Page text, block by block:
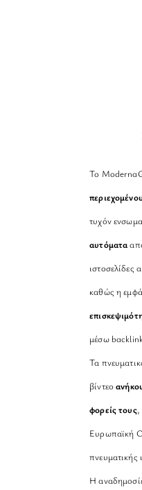
Το
περιεχομένου
τυχόν
αυτόματα
ιστοσελίδες
καθώς η
μέσω
Τα
βίντεο
φορείς τους,
Ευρωπαϊκή
πνευματικής
Η